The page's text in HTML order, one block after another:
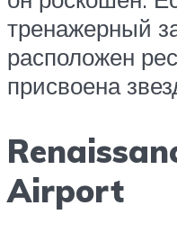
тренажерный
расположен
присвоена
Airport